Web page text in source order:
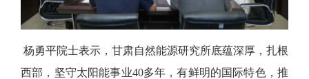
杨勇平院士表示，甘肃自然能源研究所底蕴深厚，扎根
西部，坚守太阳能事业40多年，有鲜明的国际特色，推